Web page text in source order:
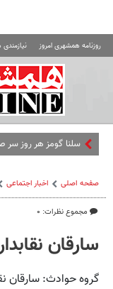
روزنامه همشهری امروز
سلنا گومز هر روز سر
صفحه اصلی اخبار اجتماعی
مجموع نظرات: ۰
سارقان
گروه حوادث: سارقان